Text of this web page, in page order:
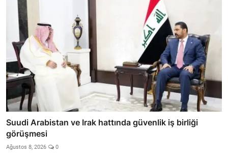
Suudi Arabistan ve Irak hattında güvenlik iş birliği
görüşmesi
Ağustos 8, 2026 0